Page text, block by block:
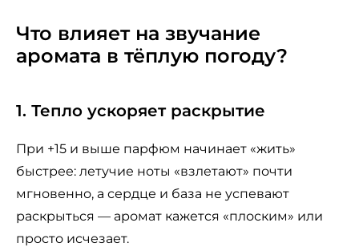
Что влияет на звучание
аромата в тёплую погоду?
1. Тепло ускоряет раскрытие
При +15 и выше парфюм начинает «жить»
быстрее: летучие ноты «взлетают» почти
мгновенно, а сердце и база не успевают
раскрыться — аромат кажется «плоским» или
просто исчезает.